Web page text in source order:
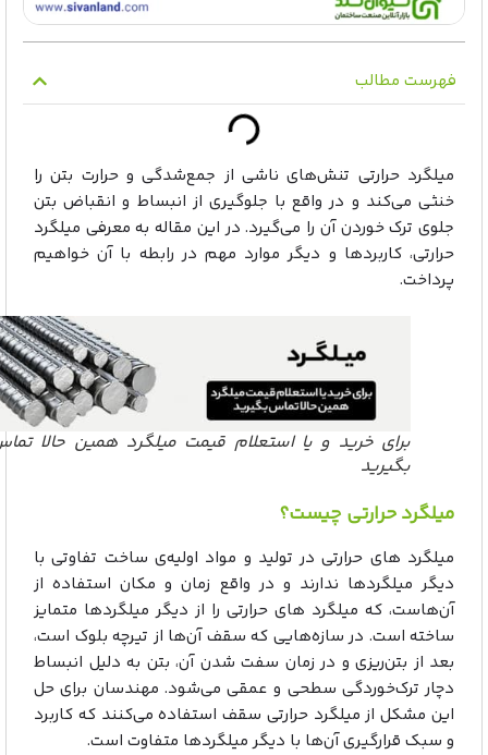
فهرست مطالب
میلگرد حرارتی تنش‌های ناشی از جمع‌شدگی و حرارت بتن را
خنثی می‌کند و در واقع با جلوگیری از انبساط و انقباض بتن
جلوی ترک خوردن آن را می‌گیرد. در این مقاله به معرفی میلگرد
حرارتی، کاربردها و دیگر موارد مهم در رابطه با آن خواهیم
پرداخت.
برای خرید و یا استعلام قیمت میلگرد همین حالا تماس
بگیرید
میلگرد حرارتی چیست؟
میلگرد های حرارتی در تولید و مواد اولیه‌ی ساخت تفاوتی با
دیگر میلگردها ندارند و در واقع زمان و مکان استفاده از
آن‌هاست، که میلگرد های حرارتی را از دیگر میلگردها متمایز
ساخته است. در سازه‌هایی که سقف آن‌ها از تیرچه بلوک است،
بعد از بتن‌ریزی و در زمان سفت شدن آن، بتن به دلیل انبساط
دچار ترک‌خوردگی سطحی و عمقی می‌شود. مهندسان برای حل
این مشکل از میلگرد حرارتی سقف استفاده می‌کنند که کاربرد
و سبک قرارگیری آن‌ها با دیگر میلگردها متفاوت است.